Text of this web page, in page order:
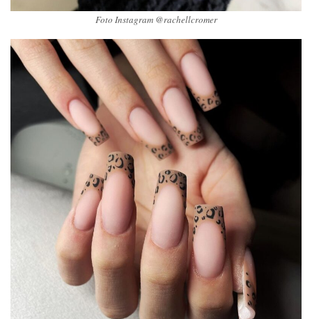
Foto Instagram @rachellcromer